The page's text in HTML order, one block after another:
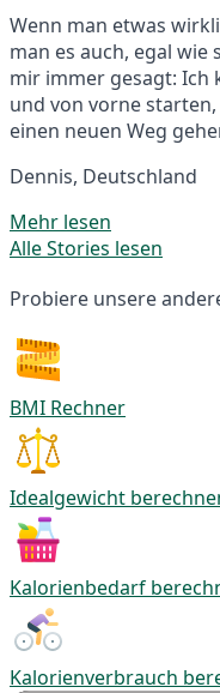
Wenn man etwas
man es auch, egal wie
mir immer gesagt: Ich
und von vorne
einen neuen Weg
Dennis, Deutschland
Mehr lesen
Alle Stories lesen
Probiere unsere
BMI Rechner
Idealgewicht
Kalorienbedarf
Kalorienverbrauch